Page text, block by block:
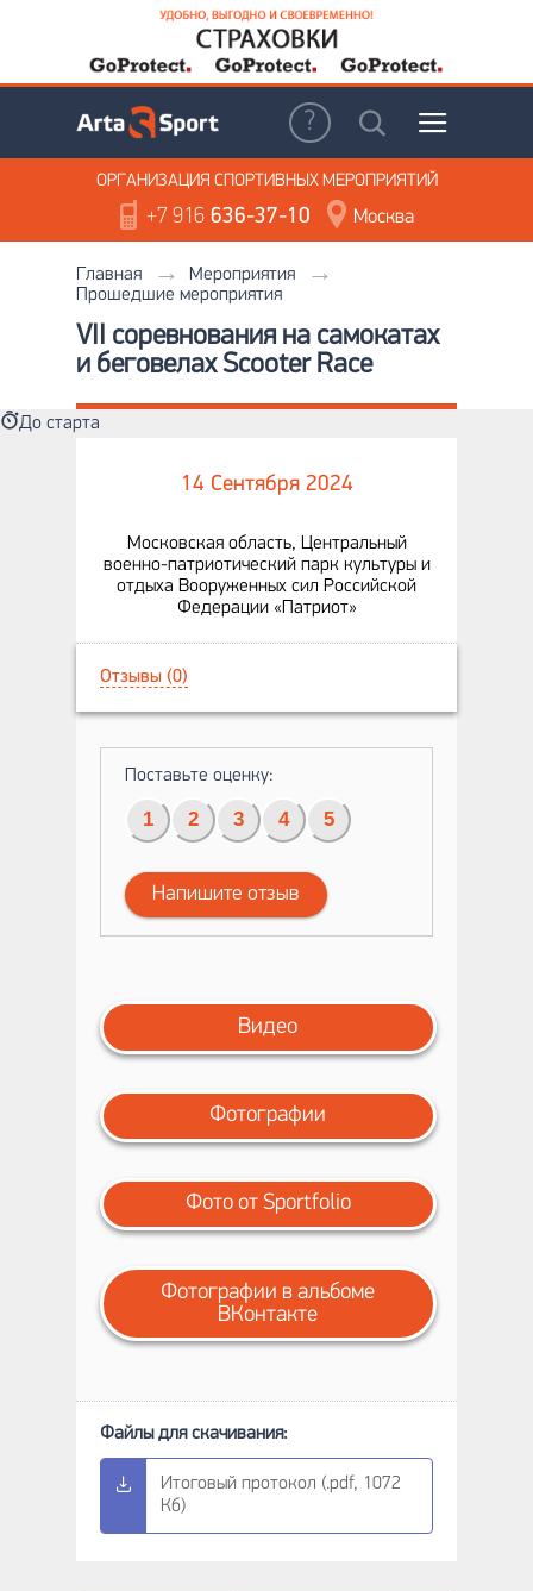
ОРГАНИЗАЦИЯ СПОРТИВНЫХ МЕРОПРИЯТИЙ
+7 916636-37-10 Москва
Главная
Мероприятия
Прошедшие мероприятия
VII соревнования на самокатах
и беговелах Scooter Race
До старта
14 Сентября 2024
Московская область, Центральный
военно-патриотический парк культуры и
отдыха Вооруженных сил Российской
Федерации «Патриот»
Отзывы (0)
Поставьте оценку:
1 2 3 4 5
Напишите отзыв
Видео
Фотографии
Фото от Sportfolio
Фотографии в альбоме
ВКонтакте
Итоговый протокол (.pdf, 1072
Кб)